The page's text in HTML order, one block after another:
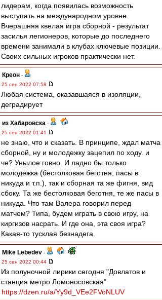
лидерам, когда появилась возможность
выступать на международном уровне.
Вчерашняя квелая игра сборной - результат
засилья легионеров, которые до последнего
времени занимали в клубах ключевые позиции.
Своих сильных игроков практически нет.
Креон -
25 сен 2022 07:58
Любая система, оказавшаяся в изоляции,
деградирует
из Хабаровска -
25 сен 2022 01:41
не знаю, что и сказать. В принципе, ждал матча
сборной, ну и молодежку зацепил по ходу. и
че? Унылое говно. И ладно бы только
молодежка (бестолковая беготня, пасы в
никуда и т.п.), так и сборная та же фигня, вид
сбоку. Та же бестолковая беготня, те же пасы в
никуда. Что там Валера говорил перед
матчем? Типа, будем играть в свою игру, на
киргизов насрать. И где она, эта своя игра?
Какая-то тусклая безнадега.
Mike Lebedev -
25 сен 2022 00:44
Из полуночной лирики сегодня "Довлатов и
станция метро Ломоносовская"
https://dzen.ru/a/Yy9d_VEe2FVoNLUV